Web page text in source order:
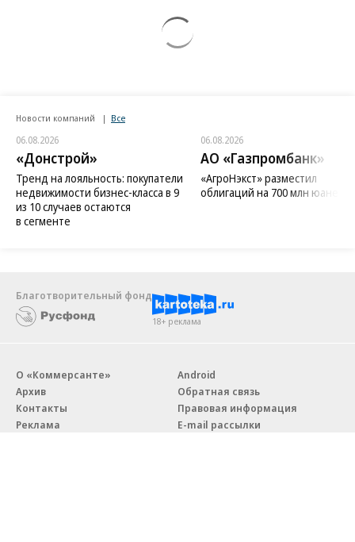
Новости компаний Все
06.08.2026
«Донстрой»
Тренд на лояльность: покупатели
недвижимости бизнес-класса в 9
из 10 случаев остаются
в сегменте
06.08.2026
АО «Газпромбанк»
«АгроНэкст» разместил
облигаций на 700 млн юаней
Благотворительный фонд
18+ реклама
О «Коммерсанте»
Архив
Контакты
Реклама
Android
Обратная связь
Правовая информация
E-mail рассылки